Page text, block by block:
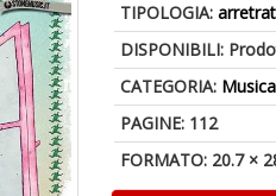
TIPOLOGIA:
DISPONIBILI:
CATEGORIA: Musica
PAGINE: 112
FORMATO: 20.7 ×